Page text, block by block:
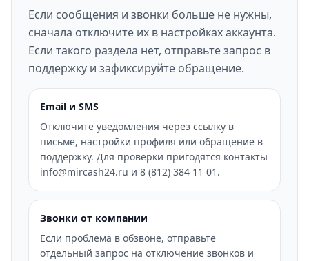
Если сообщения и звонки больше не нужны,
сначала отключите их в настройках аккаунта.
Если такого раздела нет, отправьте запрос в
поддержку и зафиксируйте обращение.
Email и SMS
Отключите уведомления через ссылку в
письме, настройки профиля или обращение в
поддержку. Для проверки пригодятся контакты
info@mircash24.ru и 8 (812) 384 11 01.
Звонки от компании
Если проблема в обзвоне, отправьте
отдельный запрос на отключение звонков и